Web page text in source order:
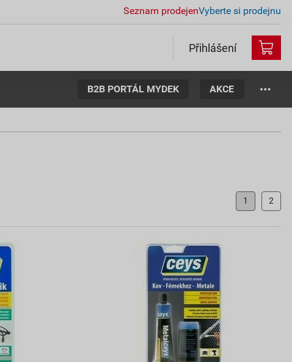
Seznam prodejenVyberte si prodejnu
Přihlášení
B2B PORTÁL MYDEK AKCE
1 2